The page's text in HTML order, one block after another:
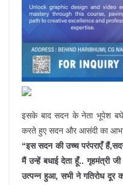
इसके बाद सदन के नेता भूपेश
करते हुए सदन और आसंदी का
“इस सदन की उच्च परंपराएँ
मैं उन्हें बधाई देता हूँ.. गृहमंत्री
उत्पन्न हुआ, सभी ने गतिरोध दूर